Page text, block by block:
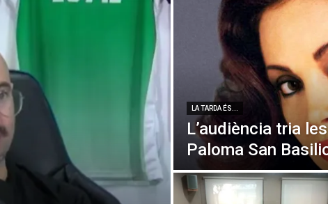
LA TARDA ÉS...
L’audiència tria
Paloma San